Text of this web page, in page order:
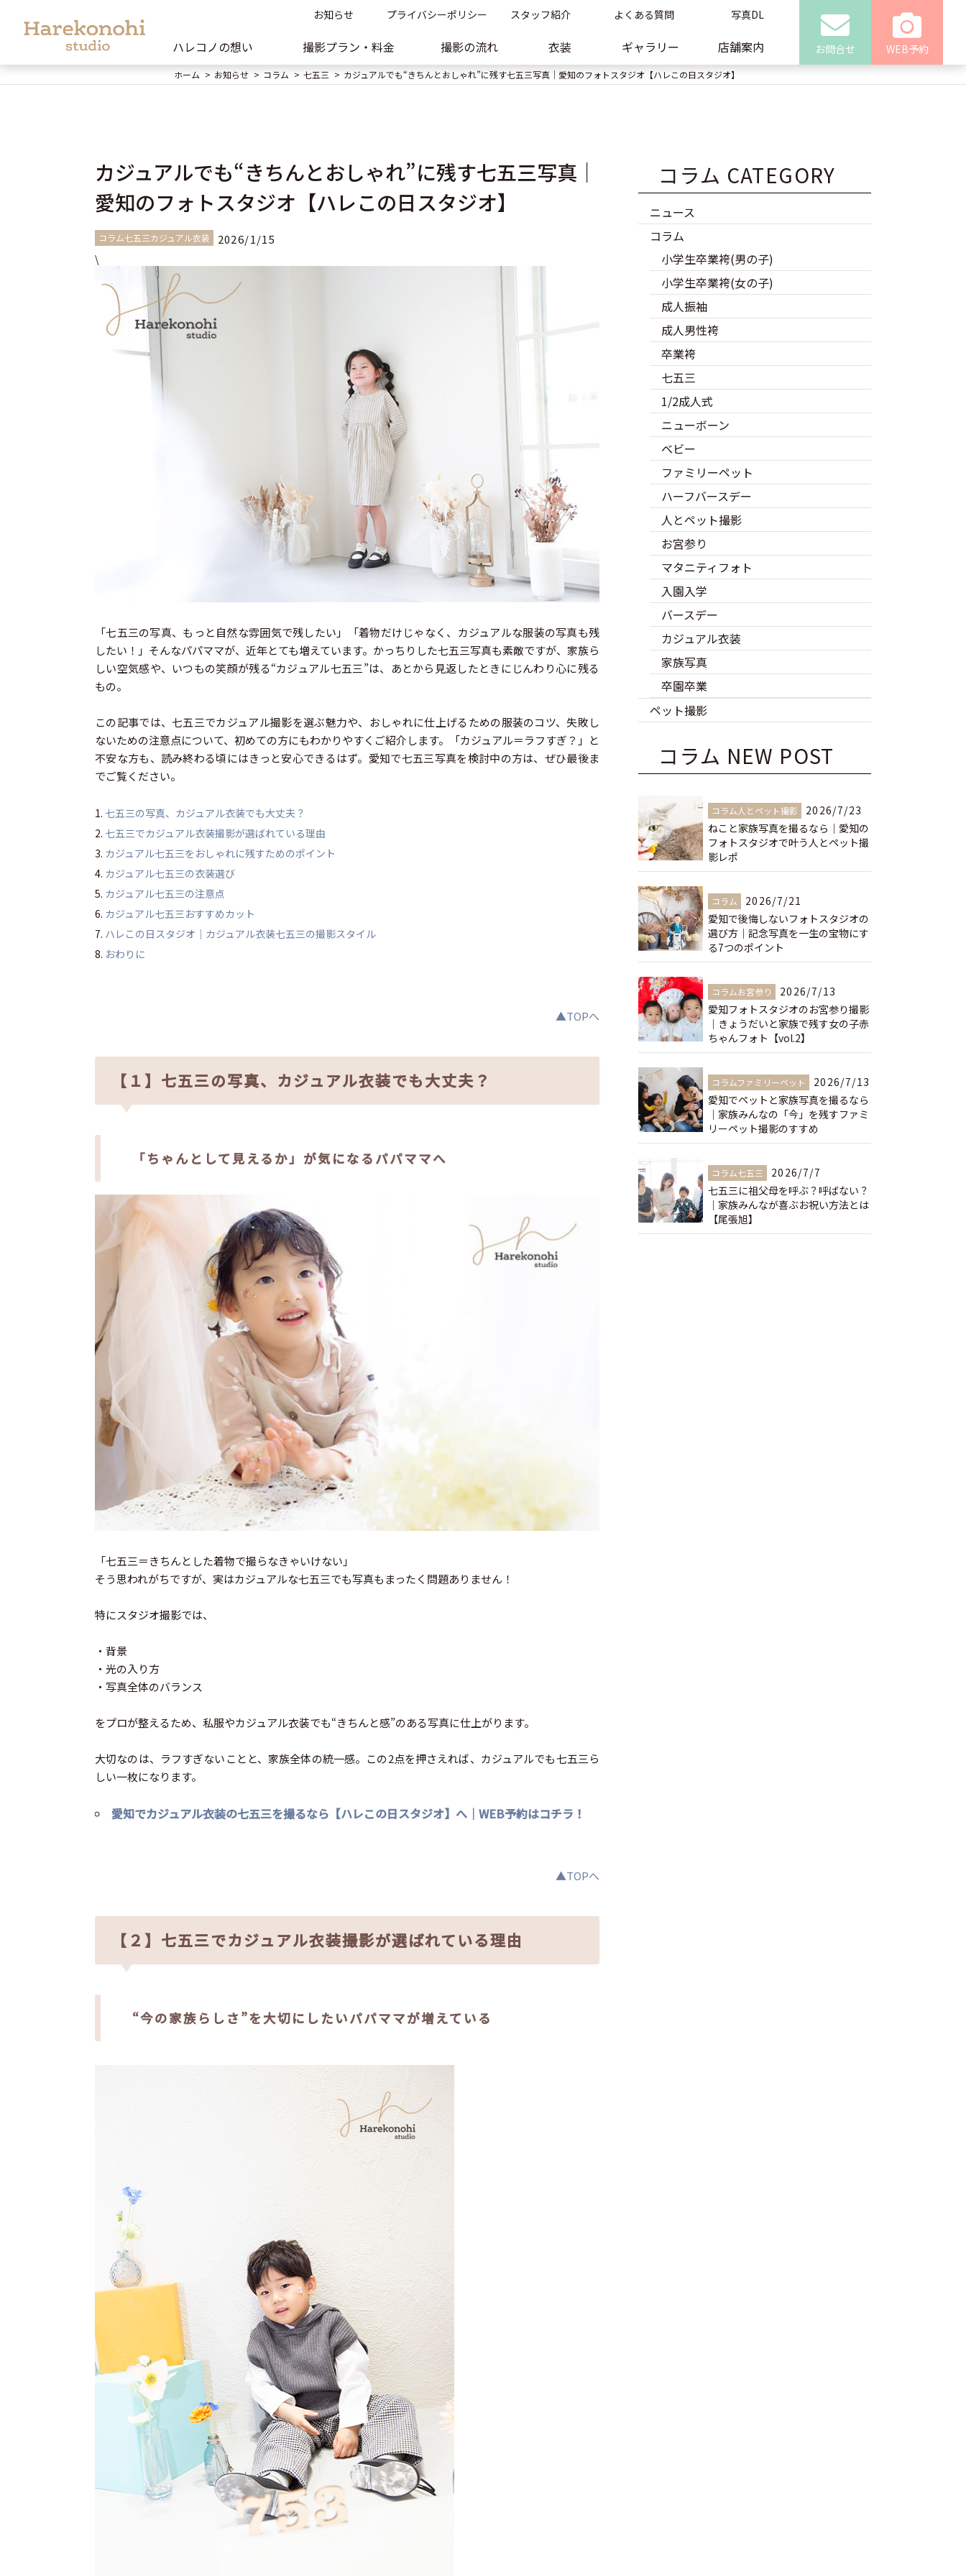
お知らせ プライバシーポリシー スタッフ紹介 よくある質問 写真DL
ハレコノの想い 撮影プラン・料金 撮影の流れ 衣装 ギャラリー 店舗案内 お問合せ WEB予約
ホーム お知らせ コラム 七五三 カジュアルでも“きちんとおしゃれ”に残す七五三写真｜愛知のフォトスタジオ【ハレこの日スタジオ】
カジュアルでも“きちんとおしゃれ”に残す七五三写真｜
愛知のフォトスタジオ【ハレこの日スタジオ】
コラム七五三カジュアル衣装 2026/1/15
\
「七五三の写真、もっと自然な雰囲気で残したい」「着物だけじゃなく、カジュアルな服装の写真も残
したい！」そんなパパママが、近年とても増えています。かっちりした七五三写真も素敵ですが、家族ら
しい空気感や、いつもの笑顔が残る“カジュアル七五三”は、あとから見返したときにじんわり心に残る
もの。
この記事では、七五三でカジュアル撮影を選ぶ魅力や、おしゃれに仕上げるための服装のコツ、失敗し
ないための注意点について、初めての方にもわかりやすくご紹介します。「カジュアル＝ラフすぎ？」と
不安な方も、読み終わる頃にはきっと安心できるはず。愛知で七五三写真を検討中の方は、ぜひ最後ま
でご覧ください。
七五三の写真、カジュアル衣装でも大丈夫？
七五三でカジュアル衣装撮影が選ばれている理由
カジュアル七五三をおしゃれに残すためのポイント
カジュアル七五三の衣装選び
カジュアル七五三の注意点
カジュアル七五三おすすめカット
ハレこの日スタジオ｜カジュアル衣装七五三の撮影スタイル
おわりに
▲TOPへ
【１】七五三の写真、カジュアル衣装でも大丈夫？
「ちゃんとして見えるか」が気になるパパママへ
「七五三＝きちんとした着物で撮らなきゃいけない」
そう思われがちですが、実はカジュアルな七五三でも写真もまったく問題ありません！
特にスタジオ撮影では、
・背景
・光の入り方
・写真全体のバランス
をプロが整えるため、私服やカジュアル衣装でも“きちんと感”のある写真に仕上がります。
大切なのは、ラフすぎないことと、家族全体の統一感。この2点を押さえれば、カジュアルでも七五三ら
しい一枚になります。
愛知でカジュアル衣装の七五三を撮るなら【ハレこの日スタジオ】へ｜WEB予約はコチラ！
▲TOPへ
【２】七五三でカジュアル衣装撮影が選ばれている理由
“今の家族らしさ”を大切にしたいパパママが増えている
コラム CATEGORY
ニュース
コラム
小学生卒業袴(男の子)
小学生卒業袴(女の子)
成人振袖
成人男性袴
卒業袴
七五三
1/2成人式
ニューボーン
ベビー
ファミリーペット
ハーフバースデー
人とペット撮影
お宮参り
マタニティフォト
入園入学
バースデー
カジュアル衣装
家族写真
卒園卒業
ペット撮影
コラム NEW POST
コラム人とペット撮影
2026/7/23
ねこと家族写真を撮るなら｜愛知の
フォトスタジオで叶う人とペット撮
影レポ
コラム
2026/7/21
愛知で後悔しないフォトスタジオの
選び方｜記念写真を一生の宝物にす
る7つのポイント
コラムお宮参り
2026/7/13
愛知フォトスタジオのお宮参り撮影
｜きょうだいと家族で残す女の子赤
ちゃんフォト【vol.2】
コラムファミリーペット
2026/7/13
愛知でペットと家族写真を撮るなら
｜家族みんなの「今」を残すファミ
リーペット撮影のすすめ
コラム七五三
2026/7/7
七五三に祖父母を呼ぶ？呼ばない？
｜家族みんなが喜ぶお祝い方法とは
【尾張旭】